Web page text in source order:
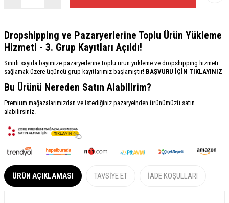
Dropshipping ve Pazaryerlerine Toplu Ürün Yükleme
Hizmeti - 3. Grup Kayıtları Açıldı!
Sınırlı sayıda bayimize pazaryerlerine toplu ürün yükleme ve dropshipping hizmeti
sağlamak üzere üçüncü grup kayıtlarımız başlamıştır! BAŞVURU İÇİN TIKLAYINIZ
Bu Ürünü Nereden Satın Alabilirim?
Premium mağazalarımızdan ve istediğiniz pazaryeinden ürünümüzü satın
alabilirsiniz.
ÜRÜN AÇIKLAMASI TAVSIYE ET İADE KOŞULLARI